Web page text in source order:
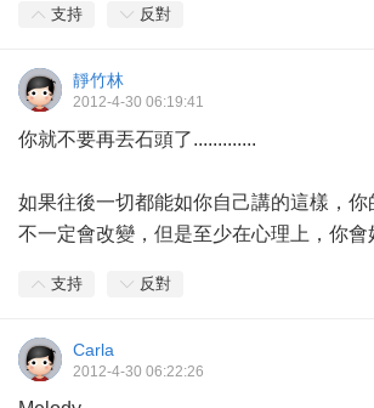
支持 反對
靜竹林
2012-4-30 06:19:41
你就不要再丟石頭了.............
如果往後一切都能如你自己講的這樣，
不一定會改變，但是至少在心理上，你會
支持 反對
Carla
2012-4-30 06:22:26